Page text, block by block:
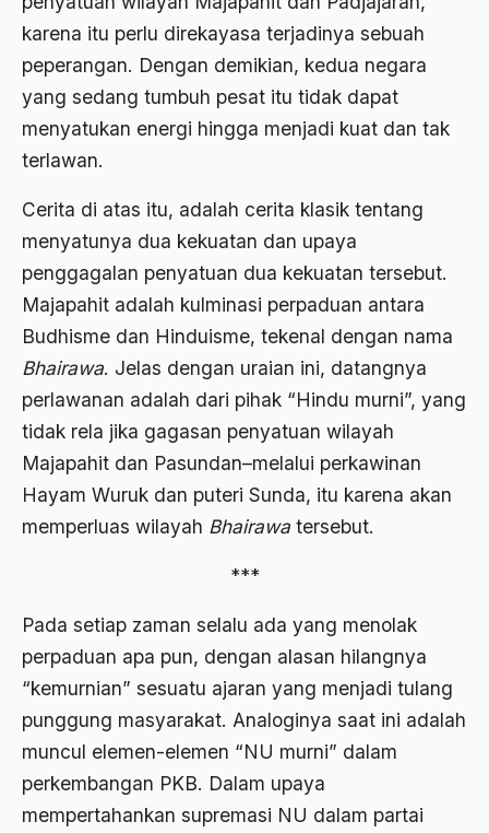
karena itu perlu direkayasa terjadinya sebuah
peperangan. Dengan demikian, kedua negara
yang sedang tumbuh pesat itu tidak dapat
menyatukan energi hingga menjadi kuat dan tak
terlawan.
Cerita di atas itu, adalah cerita klasik tentang
menyatunya dua kekuatan dan upaya
penggagalan penyatuan dua kekuatan tersebut.
Majapahit adalah kulminasi perpaduan antara
Budhisme dan Hinduisme, tekenal dengan nama
Bhairawa. Jelas dengan uraian ini, datangnya
perlawanan adalah dari pihak “Hindu murni”, yang
tidak rela jika gagasan penyatuan wilayah
Majapahit dan Pasundan–melalui perkawinan
Hayam Wuruk dan puteri Sunda, itu karena akan
memperluas wilayah Bhairawa tersebut.
***
Pada setiap zaman selalu ada yang menolak
perpaduan apa pun, dengan alasan hilangnya
“kemurnian” sesuatu ajaran yang menjadi tulang
punggung masyarakat. Analoginya saat ini adalah
muncul elemen-elemen “NU murni” dalam
perkembangan PKB. Dalam upaya
mempertahankan supremasi NU dalam partai
1994
1993
1992
1991
1988
1987
1985
1984
1983
1978
1977
1975
Adagium
Adaptif Islam
adat
Adat dan Syari'at
Adat Pra-Islam
Adat Siri
Adi Sasono
Adil dan Makmur
Adipati Unus
Administrasi Negara
Adnan Buyung Nasution
Adopsi
Aera-Europa
Afganistan
Afiliasi Kultural
Afrika
Afrika utara